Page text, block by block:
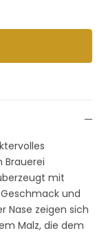
Brauerei
mit
und
Nase zeigen sich
Malz, die dem